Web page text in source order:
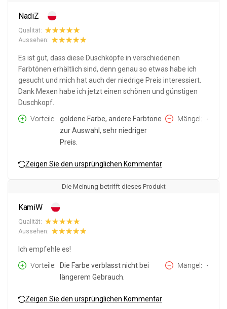
NadiZ
Qualität:
Aussehen:
Es ist gut, dass diese Duschköpfe in verschiedenen
Farbtönen erhältlich sind, denn genau so etwas habe ich
gesucht und mich hat auch der niedrige Preis interessiert.
Dank Mexen habe ich jetzt einen schönen und günstigen
Duschkopf.
Vorteile
goldene Farbe, andere Farbtöne
zur Auswahl, sehr niedriger
Preis.
Mängel -
Zeigen Sie den ursprünglichen Kommentar
Die Meinung betrifft dieses Produkt
KamiW
Qualität:
Aussehen:
Ich empfehle es!
Vorteile
Die Farbe verblasst nicht bei
längerem Gebrauch.
Mängel -
Zeigen Sie den ursprünglichen Kommentar